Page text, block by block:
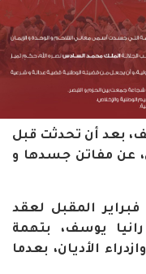
بعد أن تحدثت قبل
عن مفاتن جسدها و
وحددت نيابة جنح قصر النيل 21 فبراير المقبل لعقد
يوسف، بتهمة
الأديان، بعدما